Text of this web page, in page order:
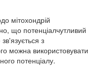
мітохондрій
що потенціалчутливий
з
можна використовувати
потенціалу.